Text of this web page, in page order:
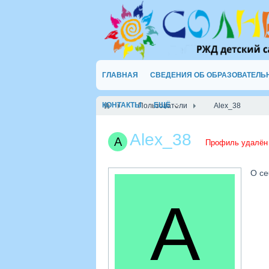
ГЛАВНАЯ СВЕДЕНИЯ ОБ
КОНТАКТЫ ЕЩЁ
Пользователи Alex_38
Alex_38 Профиль удалён
О